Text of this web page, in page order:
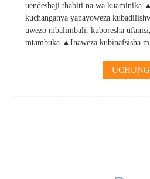
uendeshaji thabiti na wa kuaminika
kuchanganya yanayoweza
uwezo mbalimbali, kuboresha
mtambuka ▲Inaweza kubinafsisha